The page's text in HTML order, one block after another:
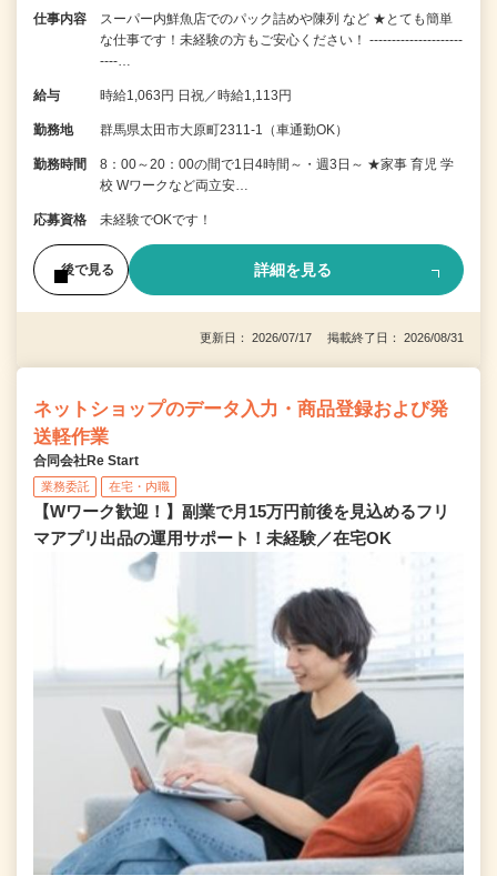
仕事内容
スーパー内鮮魚店でのパック詰めや陳列 など ★とても簡単
な仕事です！未経験の方もご安心ください！ ---------------------
----…
給与 時給1,063円 日祝／時給1,113円
勤務地 群馬県太田市大原町2311-1（車通勤OK）
勤務時間
8：00～20：00の間で1日4時間～・週3日～ ★家事 育児 学
校 Wワークなど両立安…
応募資格 未経験でOKです！
後で見る 詳細を見る
更新日： 2026/07/17 掲載終了日： 2026/08/31
ネットショップのデータ入力・商品登録および発
送軽作業
合同会社Re Start
業務委託 在宅・内職
【Wワーク歓迎！】副業で月15万円前後を見込めるフリ
マアプリ出品の運用サポート！未経験／在宅OK